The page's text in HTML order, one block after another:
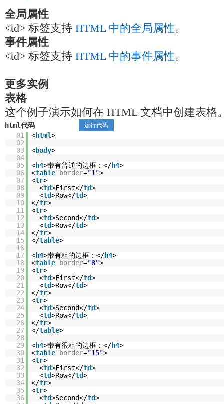
全局属性
<td> 标签支持 HTML 中的全局属性。
事件属性
<td> 标签支持 HTML 中的事件属性。
更多实例
表格
这个例子演示如何在 HTML 文档中创建表格
html代码 运行代码
01 <html>
02
03
<body>
04
05
<h4>带有普通的边框：</h4>
06
<table border="1">
07
<tr>
08
<td>First</td>
09
<td>Row</td>
10
</tr>
11
<tr>
12
<td>Second</td>
13
<td>Row</td>
14
</tr>
15
</table>
16
17
<h4>带有粗的边框：</h4>
18
<table border="8">
19
<tr>
20
<td>First</td>
21
<td>Row</td>
22
</tr>
23
<tr>
24
<td>Second</td>
25
<td>Row</td>
26
</tr>
27
</table>
28
29
<h4>带有很粗的边框：</h4>
30
<table border="15">
31
<tr>
32
<td>First</td>
33
<td>Row</td>
34
</tr>
35
<tr>
36
<td>Second</td>